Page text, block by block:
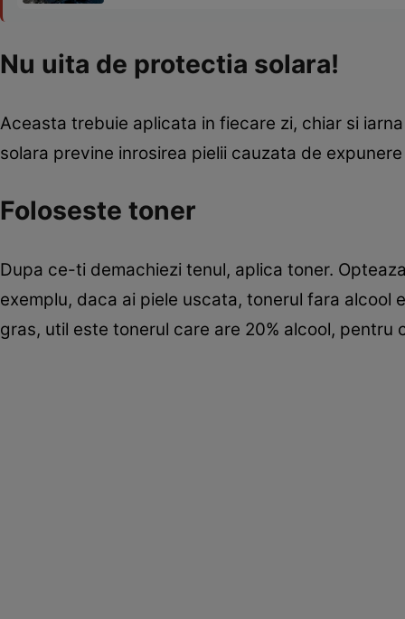
Nu uita de protectia solara!
Aceasta trebuie aplicata in fiecare zi, chiar si
solara previne inrosirea pielii cauzata de
Foloseste toner
Dupa ce-ti demachiezi tenul, aplica toner.
exemplu, daca ai piele uscata, tonerul fara
gras, util este tonerul care are 20% alcool,